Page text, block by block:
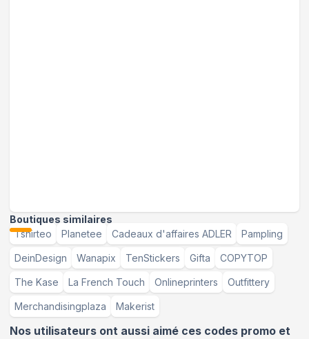
Boutiques similaires
Tshirteo
Planetee Cadeaux d'affaires ADLER Pampling
DeinDesign Wanapix TenStickers Gifta COPYTOP
The Kase La French Touch Onlineprinters Outfittery
Merchandisingplaza Makerist
Nos utilisateurs ont aussi aimé ces codes promo et